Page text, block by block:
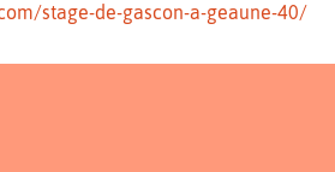
stage-de-gascon-a-geaune-40/